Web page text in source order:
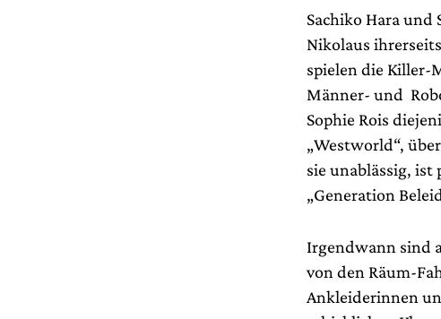
Sachiko Hara und
Nikolaus
spielen die Killer-
Männer- und
Sophie Rois
„Westworld“,
sie unablässig,
„Generation
Irgendwann sind
von den Räum-
Ankleiderinnen